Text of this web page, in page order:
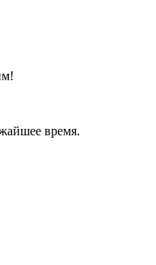
время.